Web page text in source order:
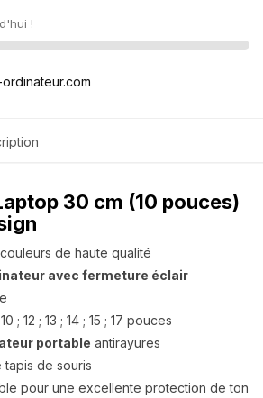
!
30 cm (10 pouces)
de haute qualité
avec fermeture éclair
; 12 ; 13 ; 14 ; 15 ; 17 pouces
portable antirayures
tapis de souris
pour une excellente protection de ton